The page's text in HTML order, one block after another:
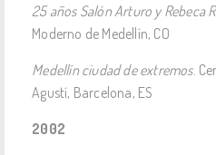
25 años Salón Arturo y Rebeca
Moderno de Medellín, CO
Medellín ciudad de extremos.
Agustí, Barcelona, ES
2002